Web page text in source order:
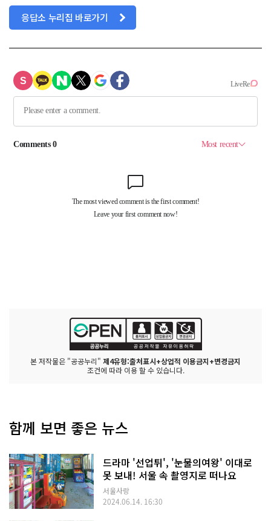
응답소 누리집 바로가기
본 저작물은 "공공누리" 제4유형:출처표시+상업적 이용금지+변경금지
조건에 따라 이용 할 수 있습니다.
함께 보면 좋은 뉴스
드라마 '선업튀', '눈물의여왕' 이대로
못 보내! 서울 속 촬영지로 떠나요
서울사랑
2024.06.14. 16:30